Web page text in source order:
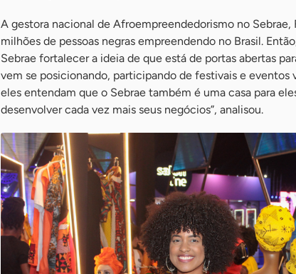
A gestora nacional de Afroempreendedorismo no Sebrae,
milhões de pessoas negras empreendendo no Brasil.
Sebrae fortalecer a ideia de que está de portas abertas
vem se posicionando, participando de festivais e eventos
eles entendam que o Sebrae também é uma casa para
desenvolver cada vez mais seus negócios”, analisou.